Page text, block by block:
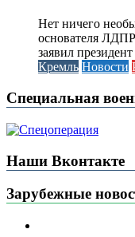
Нет ничего
основателя
заявил
Кремль Новости
Специальная
Наши Вконтакте
Зарубежные